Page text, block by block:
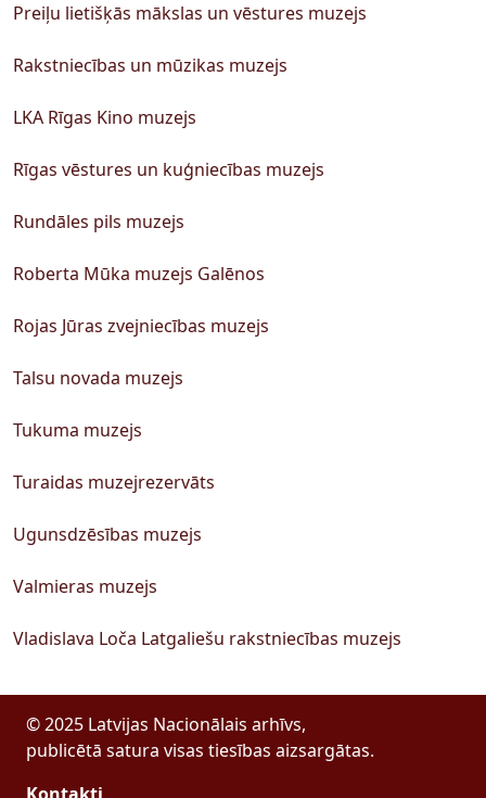
Preiļu lietišķās mākslas un vēstures muzejs
Rakstniecības un mūzikas muzejs
LKA Rīgas Kino muzejs
Rīgas vēstures un kuģniecības muzejs
Rundāles pils muzejs
Roberta Mūka muzejs Galēnos
Rojas Jūras zvejniecības muzejs
Talsu novada muzejs
Tukuma muzejs
Turaidas muzejrezervāts
Ugunsdzēsības muzejs
Valmieras muzejs
Vladislava Loča Latgaliešu rakstniecības muzejs
© 2025 Latvijas Nacionālais arhīvs,
publicētā satura visas tiesības aizsargātas.